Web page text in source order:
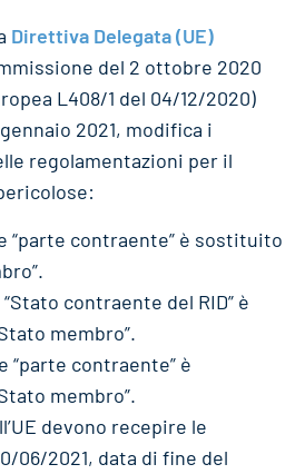
Direttiva Delegata (UE)
del 2 ottobre 2020
L408/1 del 04/12/2020)
2021, modifica i
regolamentazioni per il
“parte contraente” è sostituito
contraente del RID” è
membro”.
“parte contraente” è
membro”.
devono recepire le
06/2021, data di fine del